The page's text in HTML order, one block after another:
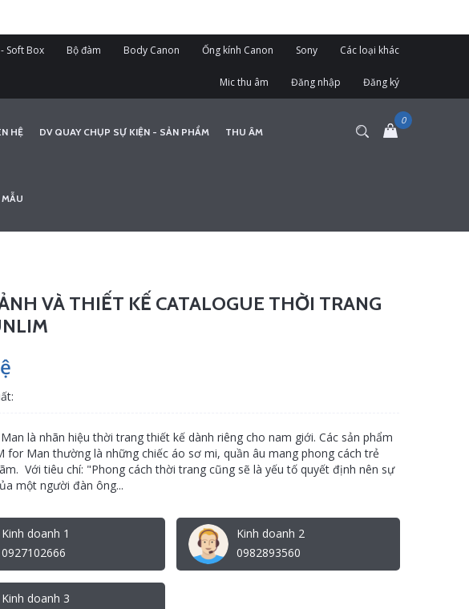
Soft Box Bộ đàm Body Canon Ống kính Canon Sony Các loại khác
Mic thu âm Đăng nhập Đăng ký
HỆ DV QUAY CHỤP SỰ KIỆN - SẢN PHẨM THU ÂM
VÀ THIẾT KẾ CATALOGUE THỜI TRANG
là nhãn hiệu thời trang thiết kế dành riêng cho nam giới. Các sản phẩm
for Man thường là những chiếc áo sơ mi, quần âu mang phong cách trẻ
Với tiêu chí: "Phong cách thời trang cũng sẽ là yếu tố quyết định nên sự
một người đàn ông...
Kinh doanh 1
0927102666
Kinh doanh 2
0982893560
Kinh doanh 3